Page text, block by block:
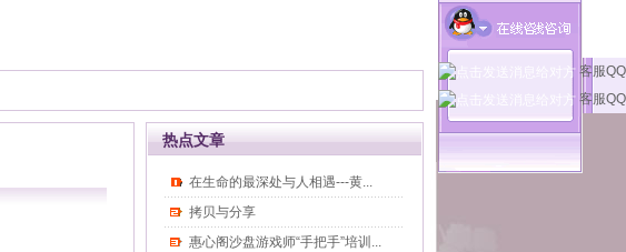
客服QQ
客服QQ
热点文章
在生命的最深处与人相遇---黄...
拷贝与分享
惠心阁沙盘游戏师“手把手”培训...